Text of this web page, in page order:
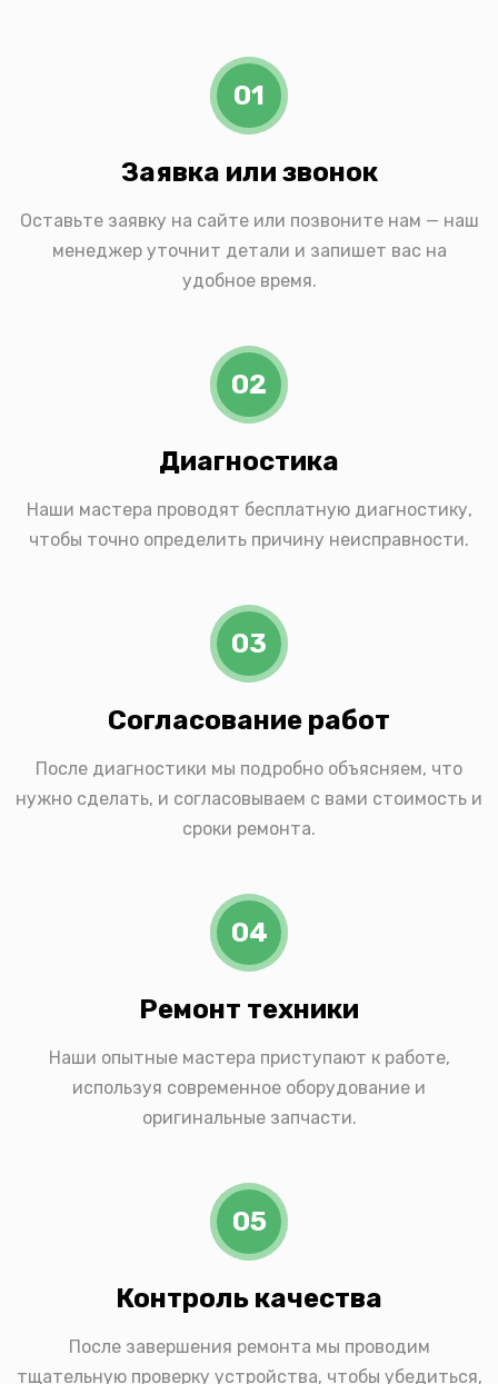
01
Заявка или звонок
Оставьте заявку на сайте или позвоните нам — наш
менеджер уточнит детали и запишет вас на
удобное время.
02
Диагностика
Наши мастера проводят бесплатную диагностику,
чтобы точно определить причину неисправности.
03
Согласование работ
После диагностики мы подробно объясняем, что
нужно сделать, и согласовываем с вами стоимость и
сроки ремонта.
04
Ремонт техники
Наши опытные мастера приступают к работе,
используя современное оборудование и
оригинальные запчасти.
05
Контроль качества
После завершения ремонта мы проводим
тщательную проверку устройства, чтобы убедиться,